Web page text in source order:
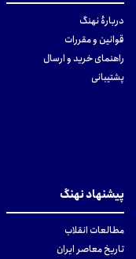
دربارهٔ نهنگ
قوانین و مقررات
راهنمای خرید و ارسال
پشتیبانی
پیشنهاد نهنگ
مطالعات انقلاب
تاریخ معاصر ایران